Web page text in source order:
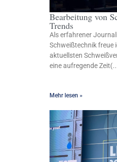
Bearbeitung von
Trends
Als erfahrener
Schweißtechnik freue
aktuellsten
eine aufregende
Mehr lesen »